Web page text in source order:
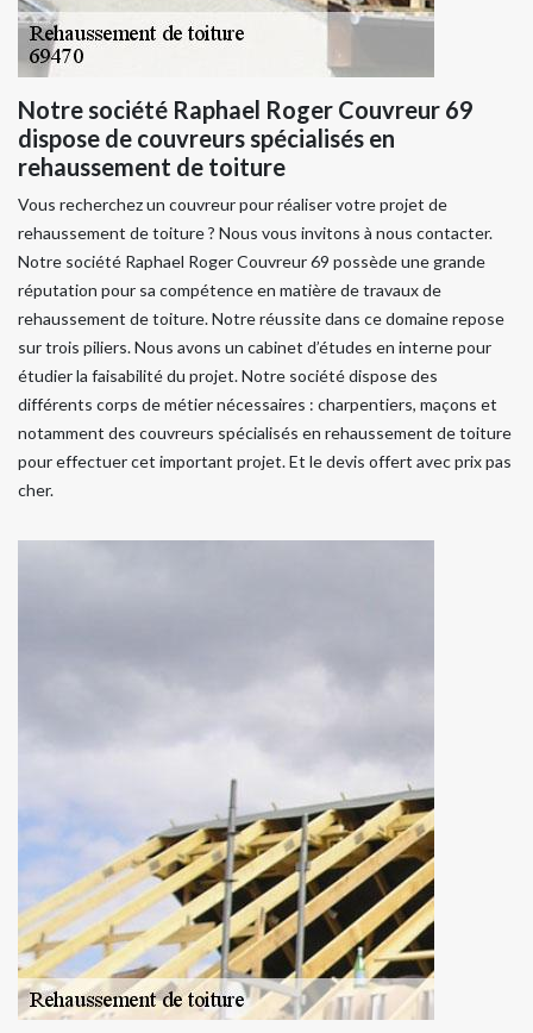
Notre société Raphael Roger Couvreur 69
dispose de couvreurs spécialisés en
rehaussement de toiture
Vous recherchez un couvreur pour réaliser votre projet de
rehaussement de toiture ? Nous vous invitons à nous contacter.
Notre société Raphael Roger Couvreur 69 possède une grande
réputation pour sa compétence en matière de travaux de
rehaussement de toiture. Notre réussite dans ce domaine repose
sur trois piliers. Nous avons un cabinet d’études en interne pour
étudier la faisabilité du projet. Notre société dispose des
différents corps de métier nécessaires : charpentiers, maçons et
notamment des couvreurs spécialisés en rehaussement de toiture
pour effectuer cet important projet. Et le devis offert avec prix pas
cher.